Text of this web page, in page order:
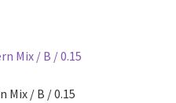
Mix / B / 0.15